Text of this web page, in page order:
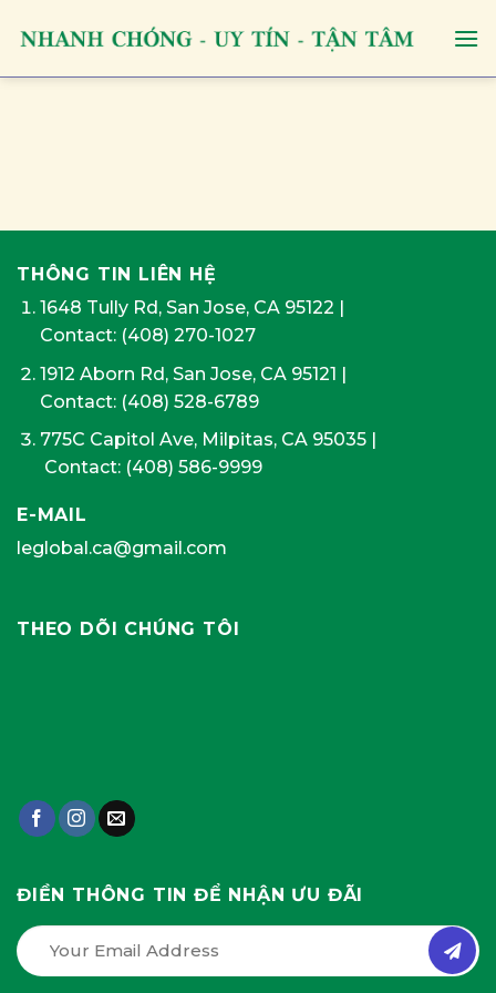
THÔNG TIN LIÊN HỆ
1648 Tully Rd, San Jose, CA 95122 |
Contact: (408) 270-1027
1912 Aborn Rd, San Jose, CA 95121 |
Contact: (408) 528-6789
775C Capitol Ave, Milpitas, CA 95035|
Contact: (408) 586-9999
E-MAIL
leglobal.ca@gmail.com
THEO DÕI CHÚNG TÔI
ĐIỀN THÔNG TIN ĐỂ NHẬN ƯU ĐÃI